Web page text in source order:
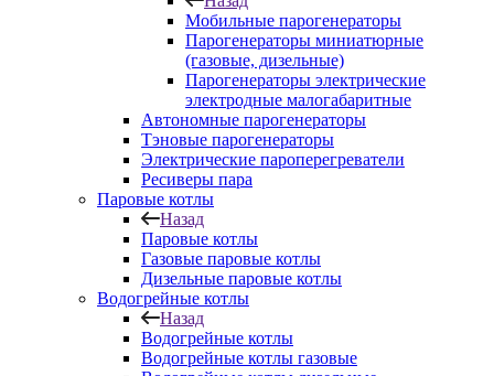
Мобильные парогенераторы
Парогенераторы миниатюрные
(газовые, дизельные)
Парогенераторы электрические
электродные малогабаритные
Автономные парогенераторы
Тэновые парогенераторы
Электрические пароперегреватели
Ресиверы пара
Паровые котлы
Назад
Паровые котлы
Газовые паровые котлы
Дизельные паровые котлы
Водогрейные котлы
Назад
Водогрейные котлы
Водогрейные котлы газовые